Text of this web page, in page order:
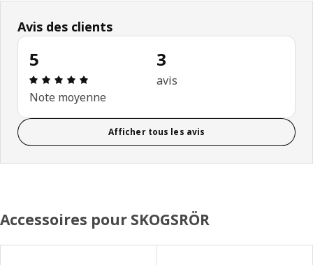
Avis des clients
5
Avis: 5 sur 5 étoiles. Nombre total d’avis: 3
Note moyenne
3
avis
Afficher tous les avis
Accessoires pour SKOGSRÖR